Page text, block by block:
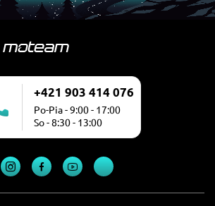
+421 903 414 076
Po-Pia - 9:00 - 17:00
So - 8:30 - 13:00